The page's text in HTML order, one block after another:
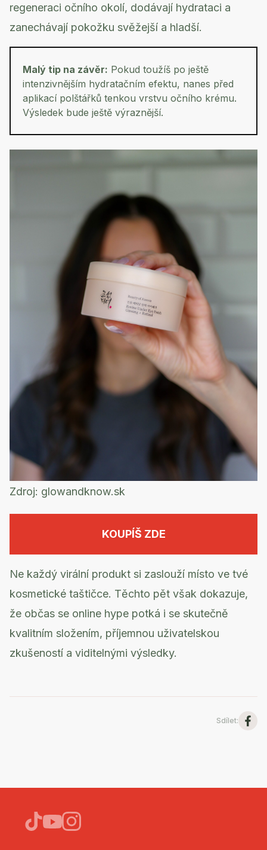
regeneraci očního okolí, dodávají hydrataci a
zanechávají pokožku svěžejší a hladší.
Malý tip na závěr: Pokud toužíš po ještě
intenzivnějším hydratačním efektu, nanes před
aplikací polštářků tenkou vrstvu očního krému.
Výsledek bude ještě výraznější.
Zdroj: glowandknow.sk
KOUPÍŠ ZDE
Ne každý virální produkt si zaslouží místo ve tvé
kosmetické taštičce. Těchto pět však dokazuje,
že občas se online hype potká i se skutečně
kvalitním složením, příjemnou uživatelskou
zkušeností a viditelnými výsledky.
Sdílet: